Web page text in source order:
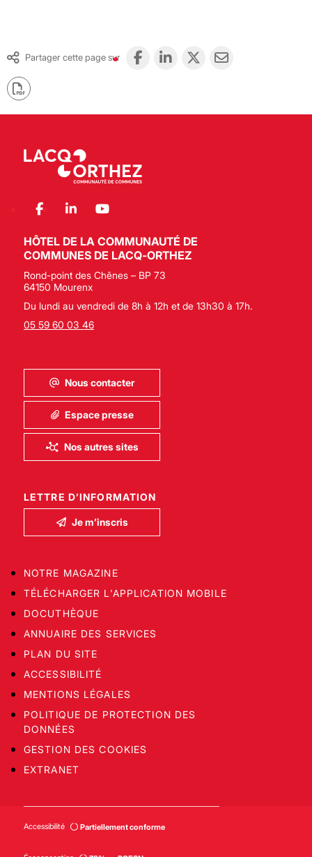
Partager cette page sur
HÔTEL DE LA COMMUNAUTÉ DE
COMMUNES DE LACQ-ORTHEZ
Rond-point des Chênes – BP 73
64150 Mourenx
Du lundi au vendredi de 8h à 12h et de 13h30 à 17h.
05 59 60 03 46
Nous contacter
Espace presse
Nos autres sites
LETTRE D’INFORMATION
Je m’inscris
NOTRE MAGAZINE
TÉLÉCHARGER L'APPLICATION MOBILE
DOCUTHÈQUE
ANNUAIRE DES SERVICES
PLAN DU SITE
ACCESSIBILITÉ
MENTIONS LÉGALES
POLITIQUE DE PROTECTION DES
DONNÉES
GESTION DES COOKIES
EXTRANET
Accessibilité Partiellement conforme